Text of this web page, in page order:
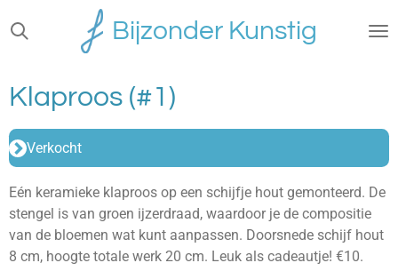
Ga
direct
hoofdinhoud
Bijzonder Kunstig
Klaproos (#1)
Verkocht
Eén keramieke klaproos op een schijfje hout gemonteerd. De
stengel is van groen ijzerdraad, waardoor je de compositie
van de bloemen wat kunt aanpassen. Doorsnede schijf hout
8 cm, hoogte totale werk 20 cm. Leuk als cadeautje! €10.